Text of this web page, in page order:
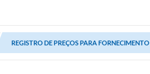
REGISTRO DE PREÇOS PARA